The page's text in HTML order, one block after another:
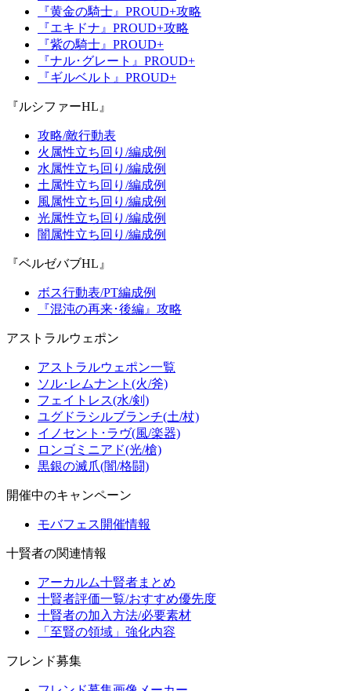
『黄金の騎士』PROUD+攻略
『エキドナ』PROUD+攻略
『紫の騎士』PROUD+
『ナル･グレート』PROUD+
『ギルベルト』PROUD+
『ルシファーHL』
攻略/敵行動表
火属性立ち回り/編成例
水属性立ち回り/編成例
土属性立ち回り/編成例
風属性立ち回り/編成例
光属性立ち回り/編成例
闇属性立ち回り/編成例
『ベルゼバブHL』
ボス行動表/PT編成例
『混沌の再来･後編』攻略
アストラルウェポン
アストラルウェポン一覧
ソル･レムナント(火/斧)
フェイトレス(水/剣)
ユグドラシルブランチ(土/杖)
イノセント･ラヴ(風/楽器)
ロンゴミニアド(光/槍)
黒銀の滅爪(闇/格闘)
開催中のキャンペーン
モバフェス開催情報
十賢者の関連情報
アーカルム十賢者まとめ
十賢者評価一覧/おすすめ優先度
十賢者の加入方法/必要素材
「至賢の領域」強化内容
フレンド募集